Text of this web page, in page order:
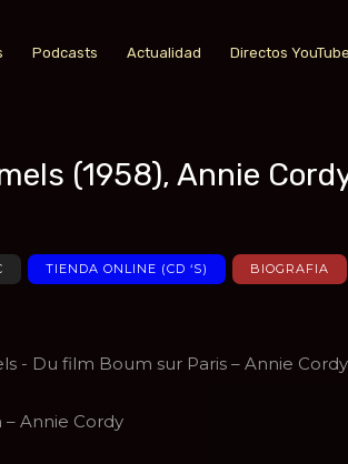
Podcasts Actualidad Directos YouTube
(1958), Annie
TIENDA ONLINE (CD ‘S) BIOGRAFIA
- Du film Boum sur Paris – Annie Cordy
Annie Cordy